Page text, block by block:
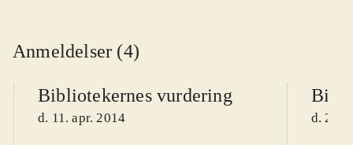
Anmeldelser (4)
Bibliotekernes vurdering
d. 11. apr. 2014 d. 23.